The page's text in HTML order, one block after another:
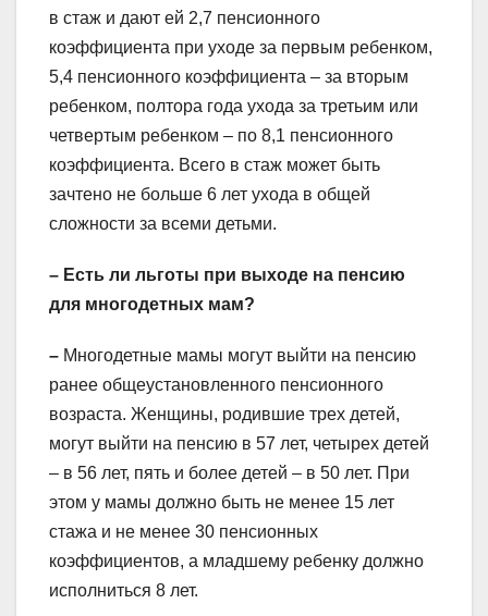
в стаж и дают ей 2,7 пенсионного
коэффициента при уходе за первым ребенком,
5,4 пенсионного коэффициента – за вторым
ребенком, полтора года ухода за третьим или
четвертым ребенком – по 8,1 пенсионного
коэффициента. Всего в стаж может быть
зачтено не больше 6 лет ухода в общей
сложности за всеми детьми.
– Есть ли льготы при выходе на пенсию
для многодетных мам?
– Многодетные мамы могут выйти на пенсию
ранее общеустановленного пенсионного
возраста. Женщины, родившие трех детей,
могут выйти на пенсию в 57 лет, четырех детей
– в 56 лет, пять и более детей – в 50 лет. При
этом у мамы должно быть не менее 15 лет
стажа и не менее 30 пенсионных
коэффициентов, а младшему ребенку должно
исполниться 8 лет.